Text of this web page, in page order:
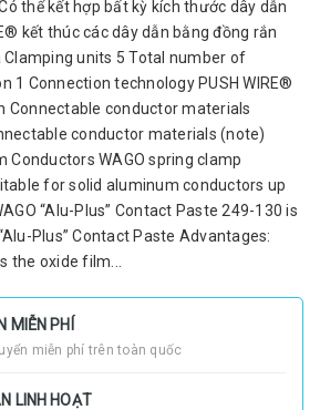
thể kết hợp bất kỳ kích thước dây dẫn
kết thúc các dây dẫn bằng đồng rắn
units 5 Total number of
1 Connection technology PUSH WIRE®
Connectable conductor materials
conductor materials (note)
WAGO spring clamp
for solid aluminum conductors up
“Alu-Plus” Contact Paste 249-130 is
Plus” Contact Paste Advantages:
the oxide film...
MIỄN PHÍ
miễn phí trên toàn quốc
LINH HOẠT